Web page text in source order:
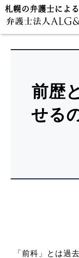
札幌の弁護士によ
前歴
せる
「前科」とは過